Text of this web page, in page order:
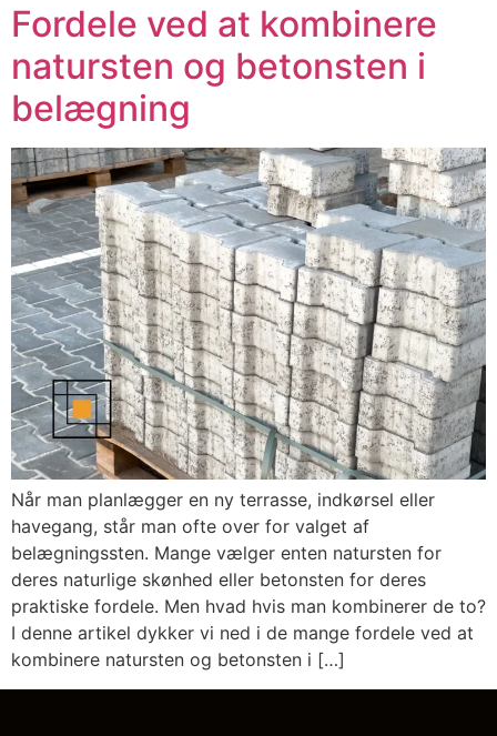
Fordele ved at kombinere
natursten og betonsten i
belægning
Når man planlægger en ny terrasse, indkørsel eller
havegang, står man ofte over for valget af
belægningssten. Mange vælger enten natursten for
deres naturlige skønhed eller betonsten for deres
praktiske fordele. Men hvad hvis man kombinerer de to?
I denne artikel dykker vi ned i de mange fordele ved at
kombinere natursten og betonsten i […]